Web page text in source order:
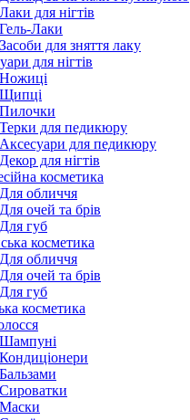
Лаки для нігтів
Гель-Лаки
Засоби для зняття лаку
для нігтів
Ножиці
Щипці
Пилочки
Терки для педикюру
Аксесуари для педикюру
Декор для нігтів
косметика
Для обличчя
Для очей та брів
Для губ
косметика
Для обличчя
Для очей та брів
Для губ
косметика
Шампуні
Кондиціонери
Бальзами
Сироватки
Маски